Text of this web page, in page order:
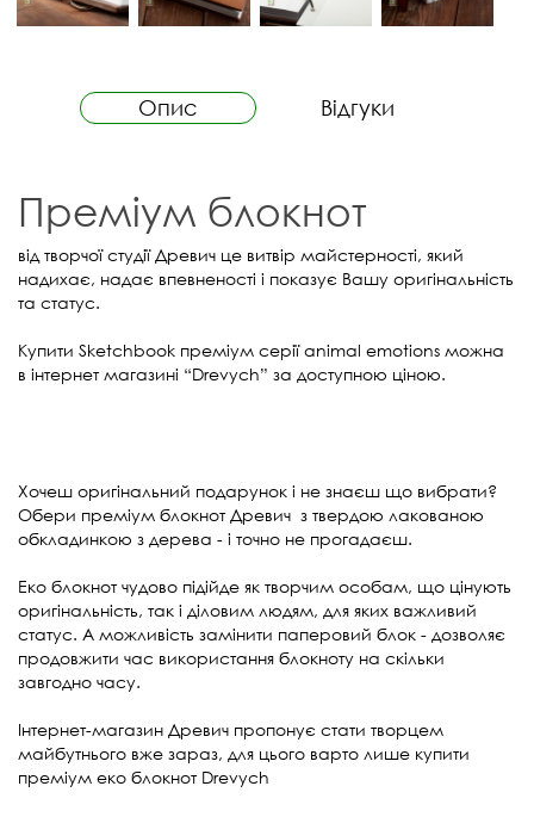
Опис Відгуки
Преміум блокнот
від творчої студії Древич це витвір майстерності, який
надихає, надає впевненості і показує Вашу оригінальність
та статус.
Купити Sketchbook преміум серії animal emotions можна
в інтернет магазині “Drevych” за доступною ціною.
Хочеш оригінальний подарунок і не знаєш що вибрати?
Обери преміум блокнот Древич з твердою лакованою
обкладинкою з дерева - і точно не прогадаєш.
Еко блокнот чудово підійде як творчим особам, що цінують
оригінальність, так і діловим людям, для яких важливий
статус. А можливість замінити паперовий блок - дозволяє
продовжити час використання блокноту на скільки
завгодно часу.
Інтернет-магазин Древич пропонує стати творцем
майбутнього вже зараз, для цього варто лише купити
преміум еко блокнот Drevych